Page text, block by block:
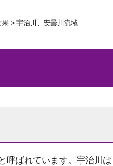
果 > 宇治川、安曇川流域
呼ばれています。宇治川は